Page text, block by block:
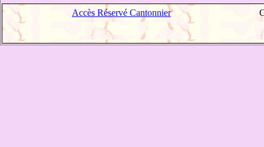
Accès Réservé Cantonnier